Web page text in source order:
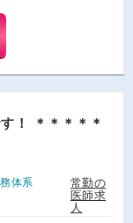
！ ＊＊＊＊＊
体系
常勤の
医師求
人